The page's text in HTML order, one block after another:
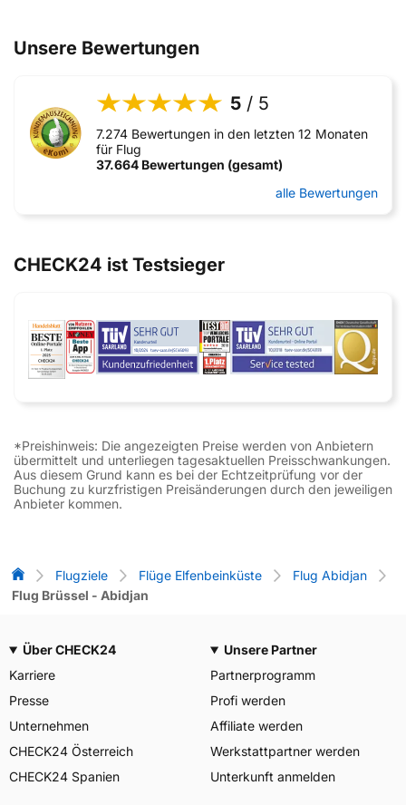
Unsere Bewertungen
5 / 5
7.274 Bewertungen in den letzten 12 Monaten
für Flug
37.664 Bewertungen (gesamt)
alle Bewertungen
CHECK24 ist Testsieger
*Preishinweis: Die angezeigten Preise werden von Anbietern
übermittelt und unterliegen tagesaktuellen Preisschwankungen.
Aus diesem Grund kann es bei der Echtzeitprüfung vor der
Buchung zu kurzfristigen Preisänderungen durch den jeweiligen
Anbieter kommen.
Flug-Vergleich
Flugziele Flüge Elfenbeinküste
Flug Abidjan
Flug Brüssel - Abidjan
Über CHECK24
Karriere
Presse
Unternehmen
CHECK24 Österreich
CHECK24 Spanien
Unsere Partner
Partnerprogramm
Profi werden
Affiliate werden
Werkstattpartner werden
Unterkunft anmelden